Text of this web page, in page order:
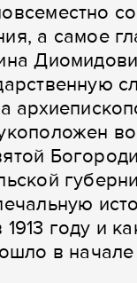
а самое
году и
в начале